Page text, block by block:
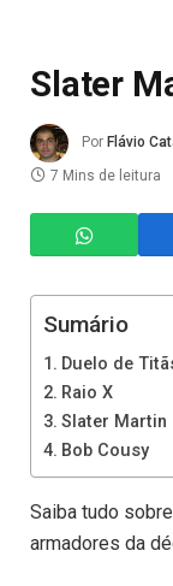
Slater
Por Flávio
7 Mins de leitura
Sumário
Duelo de
Raio X
Slater Martin
Bob Cousy
Saiba tudo
armadores da